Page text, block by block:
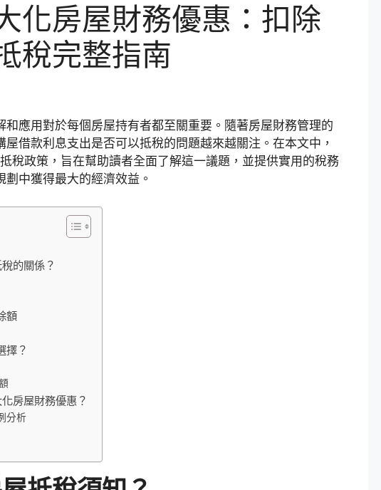
化房屋財務優惠：扣除
稅完整指南
應用對於每個房屋持有者都至關重要。隨著房屋財務管理的
借款利息支出是否可以抵稅的問題越來越關注。在本文中，
稅政策，旨在幫助讀者全面了解這一議題，並提供實用的稅務
中獲得最大的經濟效益。
的關係？
額
擇？
房屋財務優惠？
分析